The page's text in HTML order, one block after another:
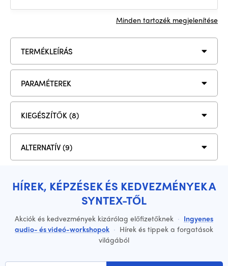
Minden tartozék megjelenítése
TERMÉKLEÍRÁS
PARAMÉTEREK
KIEGÉSZÍTŐK (8)
ALTERNATÍV (9)
HÍREK, KÉPZÉSEK ÉS KEDVEZMÉNYEK A
SYNTEX-TŐL
Akciók és kedvezmények kizárólag előfizetőknek · Ingyenes
audio- és videó-workshopok · Hírek és tippek a forgatások
világából